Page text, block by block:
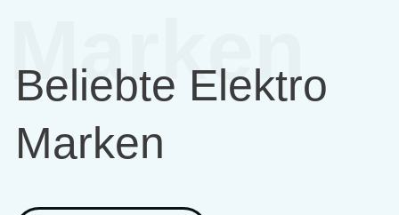
Marken
Beliebte Elektro
Marken